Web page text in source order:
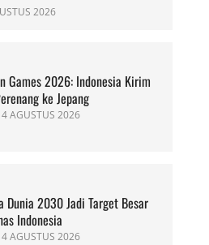
2026
Games 2026: Indonesia Kirim
ke Jepang
4 AGUSTUS 2026
Dunia 2030 Jadi Target Besar
Indonesia
4 AGUSTUS 2026